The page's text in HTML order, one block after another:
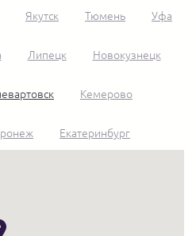
Якутск Тюмень Уфа
Липецк Новокузнецк
Кемерово
Екатеринбург